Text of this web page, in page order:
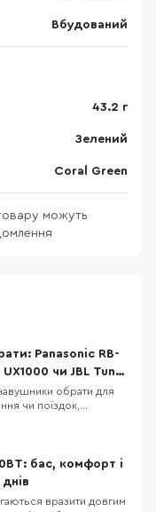
Вбудований
43.2 г
Зелений
Coral Green
можуть
Panasonic RB-
чи JBL Tune
обрати для
чи поїздок,
бездротові навушники
на щоденне
транспорт і
бас, комфорт і
вразити довгим